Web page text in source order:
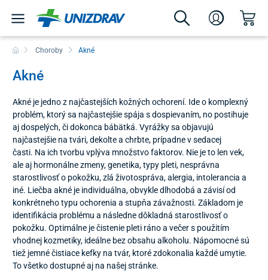
Choroby Akné
Akné
Akné je jedno z najčastejších kožných ochorení. Ide o komplexný
problém, ktorý sa najčastejšie spája s dospievaním, no postihuje
aj dospelých, či dokonca bábätká. Vyrážky sa objavujú
najčastejšie na tvári, dekolte a chrbte, prípadne v sedacej
časti. Na ich tvorbu vplýva množstvo faktorov. Nie je to len vek,
ale aj hormonálne zmeny, genetika, typy pleti, nesprávna
starostlivosť o pokožku, zlá životospráva, alergia, intolerancia a
iné. Liečba akné je individuálna, obvykle dlhodobá a závisí od
konkrétneho typu ochorenia a stupňa závažnosti. Základom je
identifikácia problému a následne dôkladná starostlivosť o
pokožku. Optimálne je čistenie pleti ráno a večer s použitím
vhodnej kozmetiky, ideálne bez obsahu alkoholu. Nápomocné sú
tiež jemné čistiace kefky na tvár, ktoré zdokonalia každé umytie.
To všetko dostupné aj na našej stránke.